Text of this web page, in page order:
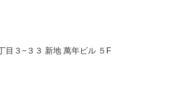
目３−３３ 新地 萬年ビル ５F